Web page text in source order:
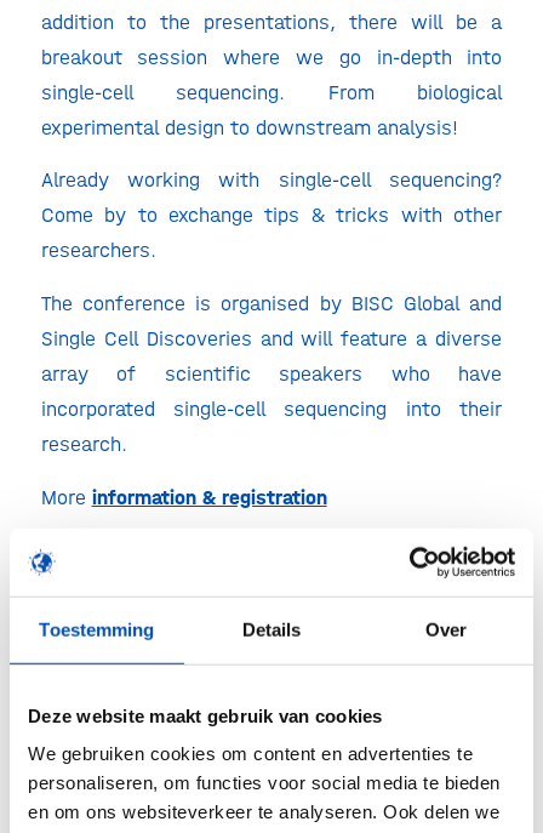
Toestemming Details Over
Deze website maakt gebruik van cookies
We gebruiken cookies om content en advertenties te
personaliseren, om functies voor social media te bieden
en om ons websiteverkeer te analyseren. Ook delen we
addition to the presentations, there will be a
breakout session where we go in-depth into
single-cell sequencing. From biological
experimental design to downstream analysis!
‍Already working with single-cell sequencing?
Come by to exchange tips & tricks with other
researchers.
The conference is organised by BISC Global and
Single Cell Discoveries and will feature a diverse
array of scientific speakers who have
incorporated single-cell sequencing into their
research.
More information & registration
Evenementen